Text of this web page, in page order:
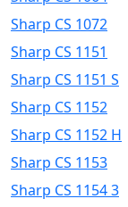
Sharp CS 1072
Sharp CS 1151
Sharp CS 1151 S
Sharp CS 1152
Sharp CS 1152 H
Sharp CS 1153
Sharp CS 1154 3